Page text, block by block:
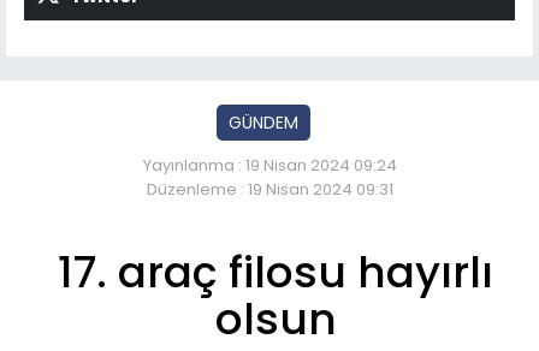
GÜNDEM
Yayınlanma : 19 Nisan 2024 09:24
Düzenleme : 19 Nisan 2024 09:31
17. araç filosu hayırlı
olsun